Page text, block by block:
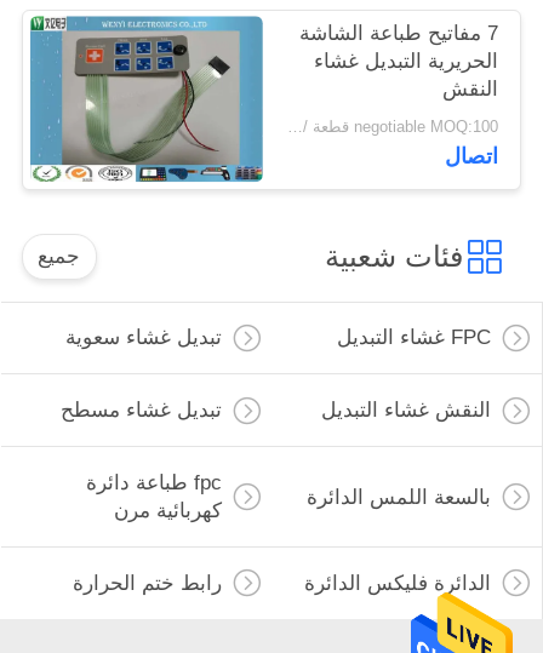
7 مفاتيح طباعة الشاشة
الحريرية التبديل غشاء
النقش
negotiable MOQ:100 قطعة / الوحدة
اتصال
فئات شعبية جميع
FPC غشاء التبديل تبديل غشاء سعوية
النقش غشاء التبديل تبديل غشاء مسطح
بالسعة اللمس الدائرة
fpc طباعة دائرة
كهربائية مرن
الدائرة فليكس الدائرة رابط ختم الحرارة